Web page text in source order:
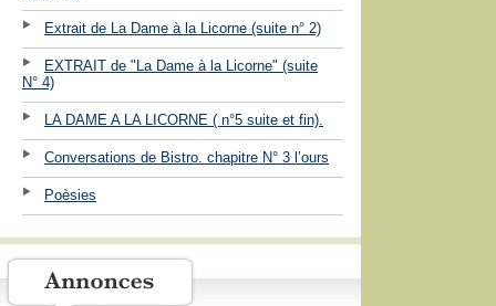
Extrait de La Dame à la Licorne (suite n° 2)
EXTRAIT de "La Dame à la Licorne" (suite
N° 4)
LA DAME A LA LICORNE ( n°5 suite et fin).
Conversations de Bistro. chapitre N° 3 l’ours
Poèsies